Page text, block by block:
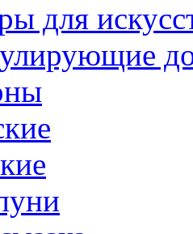
для